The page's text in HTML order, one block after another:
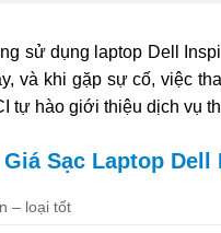
sử dụng laptop Dell
và khi gặp sự cố, việc
tự hào giới thiệu dịch vụ
Giá Sạc Laptop
– loại tốt